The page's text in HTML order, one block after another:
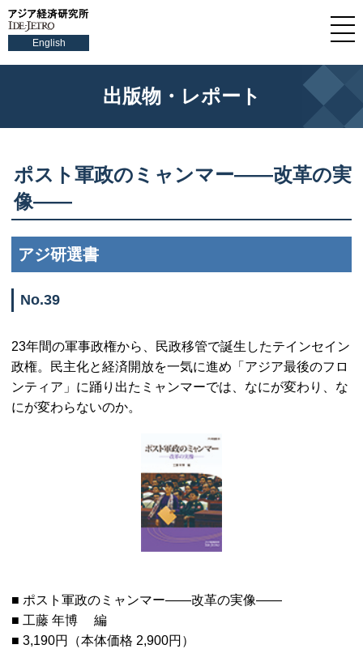
English
出版物・レポート
ポスト軍政のミャンマー――改革の実
像――
アジ研選書
No.39
23年間の軍事政権から、民政移管で誕生したテインセイン
政権。民主化と経済開放を一気に進め「アジア最後のフロ
ンティア」に踊り出たミャンマーでは、なにが変わり、な
にが変わらないのか。
■ ポスト軍政のミャンマー――改革の実像――
■ 工藤 年博 編
■ 3,190円（本体価格 2,900円）